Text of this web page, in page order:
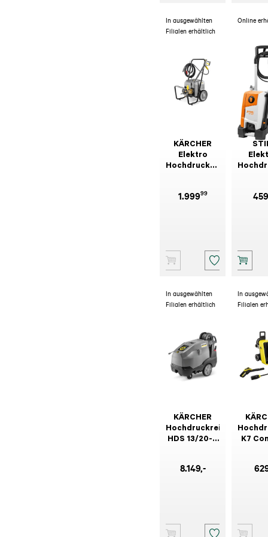
In ausgewählten
Filialen erhältlich
KÄRCHER
Elektro
Hochdruckreiniger
1.99999
Online
459
In ausgewählten
Filialen erhältlich
KÄRCHER
Hochdruckreiniger
HDS 13/20-4
8.149,-
In
Filialen
K7